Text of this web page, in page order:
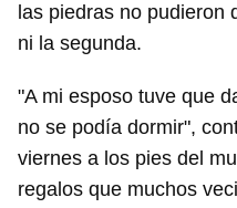
las piedras no pudieron
ni la segunda.
"A mi esposo tuve que
no se podía dormir",
viernes a los pies del
regalos que muchos